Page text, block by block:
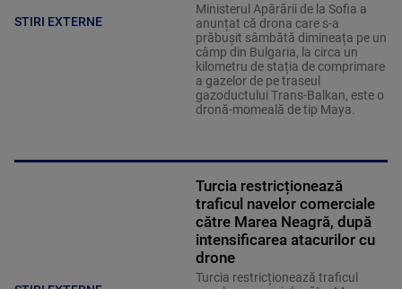
STIRI EXTERNE
Ministerul Apărării de la Sofia a
anunțat că drona care s-a
prăbușit sâmbătă dimineața pe un
câmp din Bulgaria, la circa un
kilometru de stația de comprimare
a gazelor de pe traseul
gazoductului Trans-Balkan, este o
dronă-momeală de tip Maya.
Turcia restricționează
traficul navelor comerciale
către Marea Neagră, după
intensificarea atacurilor cu
drone
Turcia restricționează traficul